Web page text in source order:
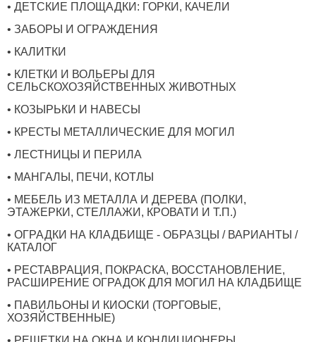
• ДЕТСКИЕ ПЛОЩАДКИ: ГОРКИ, КАЧЕЛИ
• ЗАБОРЫ И ОГРАЖДЕНИЯ
• КАЛИТКИ
• КЛЕТКИ И ВОЛЬЕРЫ ДЛЯ
СЕЛЬСКОХОЗЯЙСТВЕННЫХ ЖИВОТНЫХ
• КОЗЫРЬКИ И НАВЕСЫ
• КРЕСТЫ МЕТАЛЛИЧЕСКИЕ ДЛЯ МОГИЛ
• ЛЕСТНИЦЫ И ПЕРИЛА
• МАНГАЛЫ, ПЕЧИ, КОТЛЫ
• МЕБЕЛЬ ИЗ МЕТАЛЛА И ДЕРЕВА (ПОЛКИ,
ЭТАЖЕРКИ, СТЕЛЛАЖИ, КРОВАТИ И Т.П.)
• ОГРАДКИ НА КЛАДБИЩЕ - ОБРАЗЦЫ / ВАРИАНТЫ /
КАТАЛОГ
• РЕСТАВРАЦИЯ, ПОКРАСКА, ВОССТАНОВЛЕНИЕ,
РАСШИРЕНИЕ ОГРАДОК ДЛЯ МОГИЛ НА КЛАДБИЩЕ
• ПАВИЛЬОНЫ И КИОСКИ (ТОРГОВЫЕ,
ХОЗЯЙСТВЕННЫЕ)